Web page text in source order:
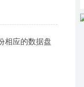
相应的数据盘